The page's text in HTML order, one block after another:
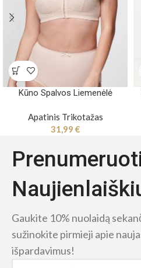
Kūno Spalvos Liemenėlė
Apatinis Trikotažas
31,99 €
Gaukite 10% nuolaidą
sužinokite pirmieji apie
išpardavimus!